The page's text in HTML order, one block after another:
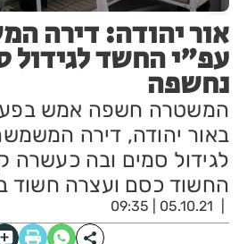
אור יהודה: דירה
עפ"י החשד לגידול
נחשפה
המשטרה חשפה אמש
באור יהודה, דירה
לגידול סמים ובה כעשרה
החשוד כסם ועצרה חשוד
05.10.21 | 09:35